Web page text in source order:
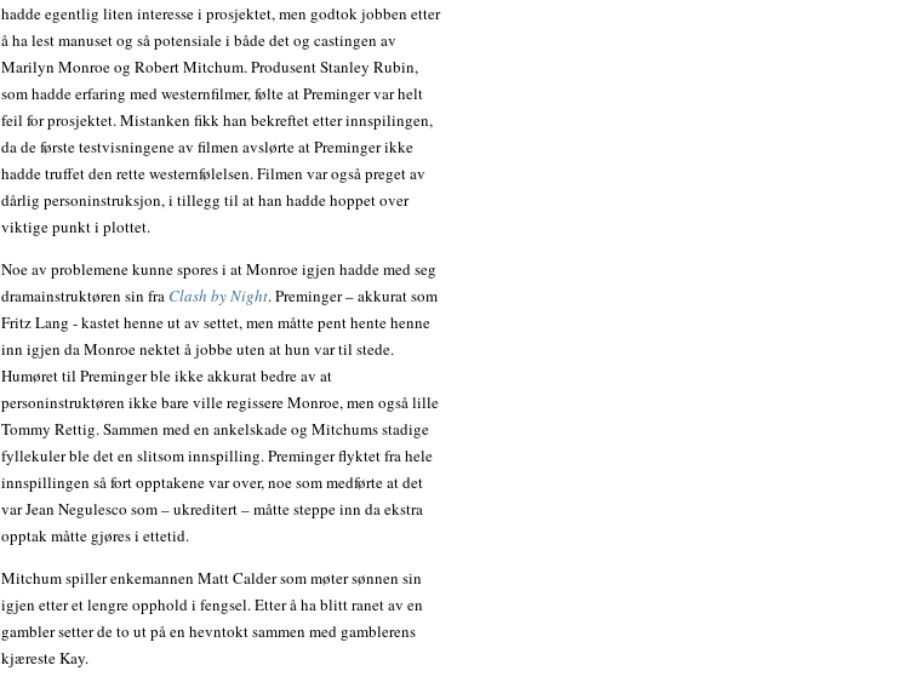
hadde egentlig liten interesse i prosjektet, men godtok jobben etter
å ha lest manuset og så potensiale i både det og castingen av
Marilyn Monroe og Robert Mitchum. Produsent Stanley Rubin,
som hadde erfaring med westernfilmer, følte at Preminger var helt
feil for prosjektet. Mistanken fikk han bekreftet etter innspilingen,
da de første testvisningene av filmen avslørte at Preminger ikke
hadde truffet den rette westernfølelsen. Filmen var også preget av
dårlig personinstruksjon, i tillegg til at han hadde hoppet over
viktige punkt i plottet.
Noe av problemene kunne spores i at Monroe igjen hadde med seg
dramainstruktøren sin fra Clash by Night. Preminger – akkurat som
Fritz Lang - kastet henne ut av settet, men måtte pent hente henne
inn igjen da Monroe nektet å jobbe uten at hun var til stede.
Humøret til Preminger ble ikke akkurat bedre av at
personinstruktøren ikke bare ville regissere Monroe, men også lille
Tommy Rettig. Sammen med en ankelskade og Mitchums stadige
fyllekuler ble det en slitsom innspilling. Preminger flyktet fra hele
innspillingen så fort opptakene var over, noe som medførte at det
var Jean Negulesco som – ukreditert – måtte steppe inn da ekstra
opptak måtte gjøres i ettetid.
Mitchum spiller enkemannen Matt Calder som møter sønnen sin
igjen etter et lengre opphold i fengsel. Etter å ha blitt ranet av en
gambler setter de to ut på en hevntokt sammen med gamblerens
kjæreste Kay.